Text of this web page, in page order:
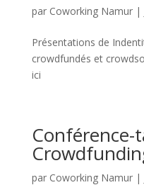
par Coworking Namur|
Présentations de
crowdfundés et
ici
Conférence-
par Coworking Namur|